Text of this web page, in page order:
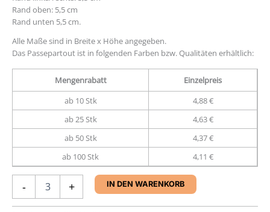
Rand oben: 5,5 cm
Rand unten 5,5 cm.
Alle Maße sind in Breite x Höhe angegeben.
Das Passepartout ist in folgenden Farben bzw. Qualitäten erhältlich:
Mengenrabatt
Einzelpreis
ab 10 Stk
4,88 €
ab 25 Stk
4,63 €
ab 50 Stk
4,37 €
ab 100 Stk
4,11 €
-
x
+ IN DEN WARENKORB